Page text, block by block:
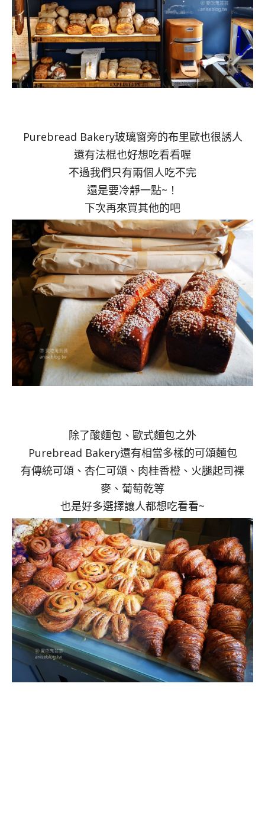
Purebread Bakery玻璃窗旁的布里歐也很誘人
還有法棍也好想吃看看喔
不過我們只有兩個人吃不完
還是要冷靜一點~！
下次再來買其他的吧
除了酸麵包、歐式麵包之外
Purebread Bakery還有相當多樣的可頌麵包
有傳統可頌、杏仁可頌、肉桂香橙、火腿起司裸
麥、葡萄乾等
也是好多選擇讓人都想吃看看~